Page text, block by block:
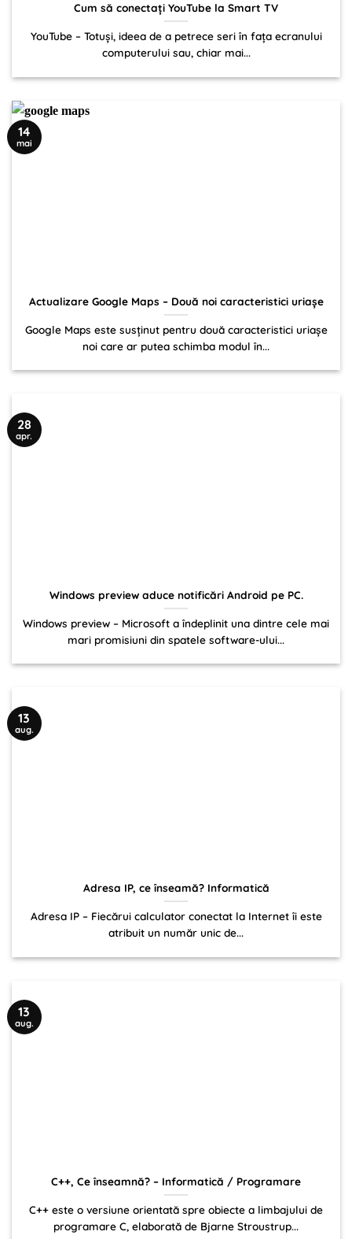
Cum să conectați YouTube la Smart TV
YouTube – Totuși, ideea de a petrece seri în fața ecranului
computerului sau, chiar mai...
Actualizare Google Maps – Două noi caracteristici uriașe
Google Maps este susținut pentru două caracteristici uriașe
noi care ar putea schimba modul în...
14
mai
Windows preview aduce notificări Android pe PC.
Windows preview – Microsoft a îndeplinit una dintre cele mai
mari promisiuni din spatele software-ului...
28
apr.
Adresa IP, ce înseamă? Informatică
Adresa IP – Fiecărui calculator conectat la Internet îi este
atribuit un număr unic de...
13
aug.
C++, Ce înseamnă? – Informatică / Programare
C++ este o versiune orientată spre obiecte a limbajului de
programare C, elaborată de Bjarne Stroustrup...
13
aug.